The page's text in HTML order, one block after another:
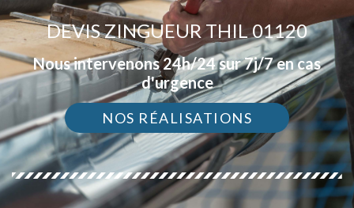
DEVIS ZINGUEUR THIL 01120
Nous intervenons 24h/24 sur 7j/7 en cas
d'urgence
NOS RÉALISATIONS